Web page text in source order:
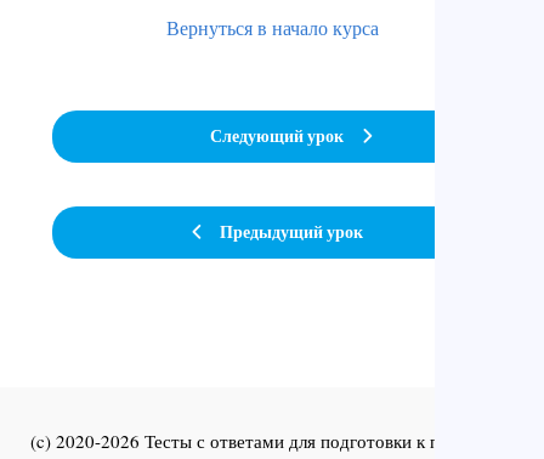
Предыдущий урок
Вернуться в начало курса
Следующий урок
(c) 2020-2026 Тесты с ответами для подготовки к первичной